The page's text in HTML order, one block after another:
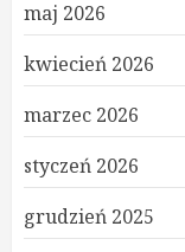
maj 2026
kwiecień 2026
marzec 2026
styczeń 2026
grudzień 2025